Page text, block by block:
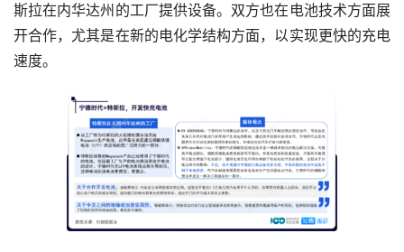
斯拉在内华达州的工厂提供设备。双方也在电池技术方面展
开合作，尤其是在新的电化学结构方面，以实现更快的充电
速度。